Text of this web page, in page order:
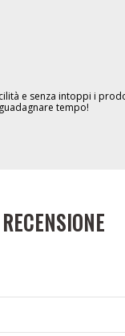
e senza intoppi i
tempo!